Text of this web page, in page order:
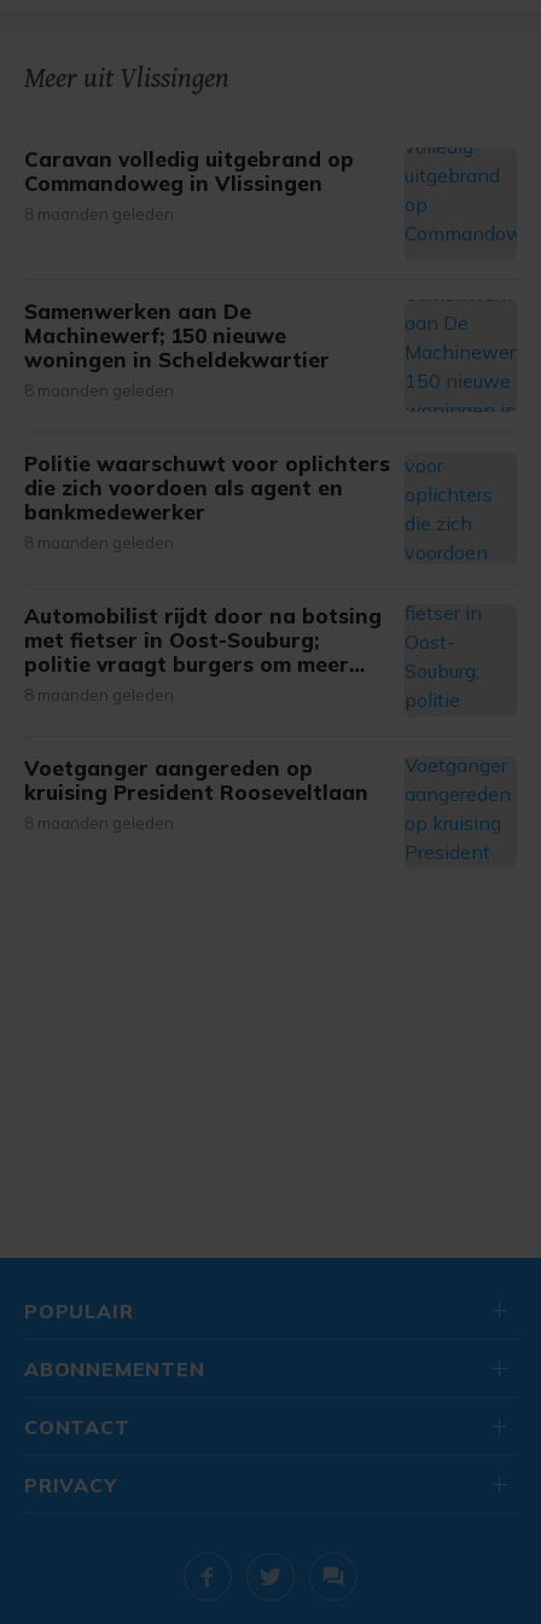
gemaakte keuze altijd wijzigen of intrekken.
Meer uit Vlissingen
Caravan volledig uitgebrand op
Commandoweg in Vlissingen
8 maanden geleden
Samenwerken aan De
Machinewerf; 150 nieuwe
woningen in Scheldekwartier
8 maanden geleden
Politie waarschuwt voor oplichters
die zich voordoen als agent en
bankmedewerker
8 maanden geleden
Automobilist rijdt door na botsing
met fietser in Oost-Souburg;
politie vraagt burgers om meer
informatie
8 maanden geleden
Voetganger aangereden op
kruising President Rooseveltlaan
8 maanden geleden
POPULAIR
ABONNEMENTEN
CONTACT
PRIVACY